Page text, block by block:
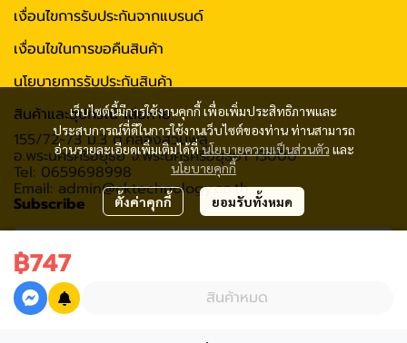
฿747
สินค้าหมด
เว็บไซต์นี้มีการใช้งานคุกกี้ เพื่อเพิ่มประสิทธิภาพและ
ประสบการณ์ที่ดีในการใช้งานเว็บไซต์ของท่าน ท่านสามารถ
อ่านรายละเอียดเพิ่มเติมได้ที่นโยบายความเป็นส่วนตัว และ
นโยบายคุกกี้
ตั้งค่าคุกกี้ ยอมรับทั้งหมด
เงื่อนไขการรับประกันจากแบรนด์
เงื่อนไขในการขอคืนสินค้า
นโยบายการรับประกันสินค้า
สินค้าและอุปกรณ์ เสียหาย
155/72-73 ม.3 ต.คลองสวนพลู
อ.พระนครศรีอยุธย จ.พระนครศรีอยุธยา 13000
Tel: 0659698998
Email: admin@cktechnology.co.th
Subscribe
รับข่าวสาร